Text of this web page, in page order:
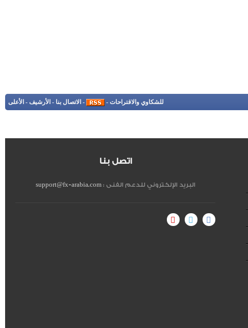
للشكاوي والاقتراحات -
- الاتصال بنا - الأرشيف - الأعلى
اتصل بنا
البريد الإلكتروني للدعم الفنى :support@fx-arabia.com